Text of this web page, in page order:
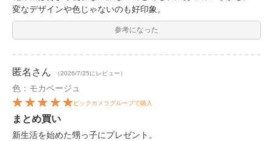
変なデザインや色じゃないのも好印象。
参考になった
匿名 さん （2026/7/25にレビュー）
色：モカベージュ
ビックカメラグループで購入
まとめ買い
新生活を始めた甥っ子にプレゼント。